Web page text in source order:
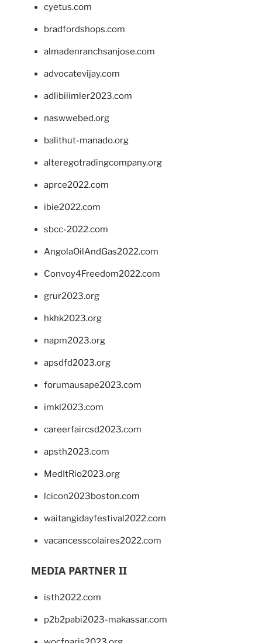
cyetus.com
bradfordshops.com
almadenranchsanjose.com
advocatevijay.com
adlibilimler2023.com
naswwebed.org
balithut-manado.org
alteregotradingcompany.org
aprce2022.com
ibie2022.com
sbcc-2022.com
AngolaOilAndGas2022.com
Convoy4Freedom2022.com
grur2023.org
hkhk2023.org
napm2023.org
apsdfd2023.org
forumausape2023.com
imkl2023.com
careerfaircsd2023.com
apsth2023.com
MedItRio2023.org
lcicon2023boston.com
waitangidayfestival2022.com
vacancesscolaires2022.com
MEDIA PARTNER II
isth2022.com
p2b2pabi2023-makassar.com